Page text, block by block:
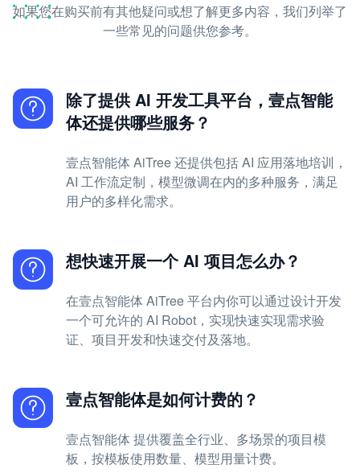
如果您在购买前有其他疑问或想了解更多内容，我们列举了
一些常见的问题供您参考。
除了提供 AI 开发工具平台，壹点智能
体还提供哪些服务？
壹点智能体 AiTree 还提供包括 AI 应用落地培训，
AI 工作流定制，模型微调在内的多种服务，满足
用户的多样化需求。
想快速开展一个 AI 项目怎么办？
在壹点智能体 AiTree 平台内你可以通过设计开发
一个可允许的 AI Robot，实现快速实现需求验
证、项目开发和快速交付及落地。
壹点智能体是如何计费的？
壹点智能体 提供覆盖全行业、多场景的项目模
板，按模板使用数量、模型用量计费。